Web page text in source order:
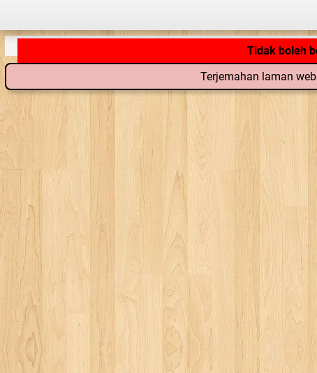
Tidak boleh
Terjemahan laman